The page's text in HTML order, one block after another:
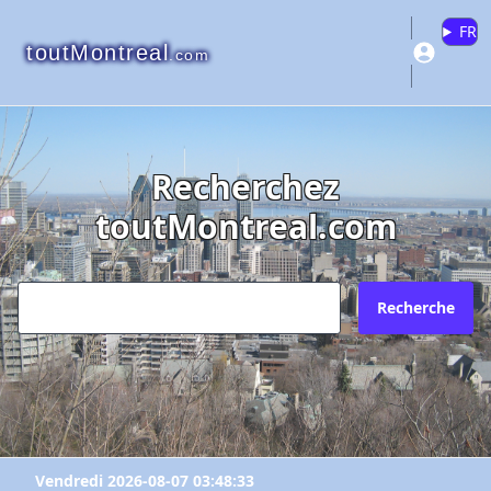
toutMontreal.com
FR
Recherchez
toutMontreal.com
Recherche
Vendredi 2026-08-07 03:48:33